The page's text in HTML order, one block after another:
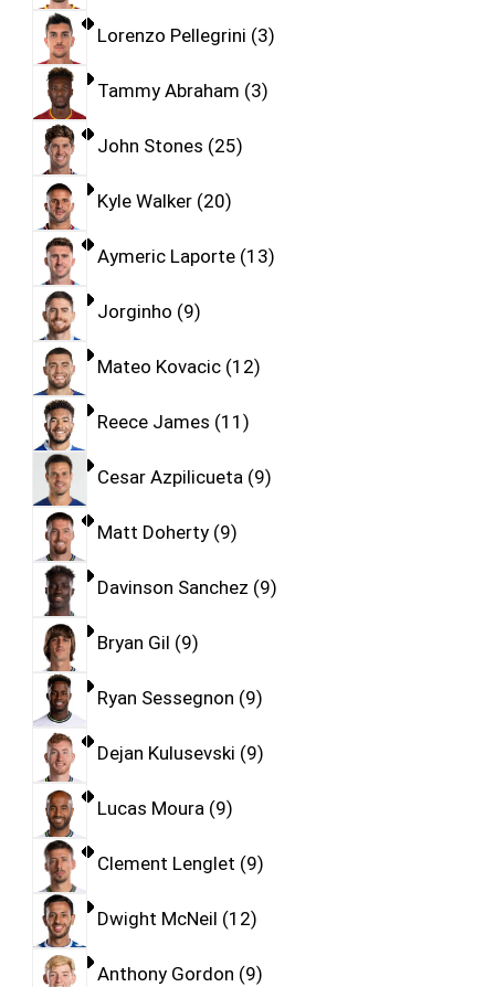
Lorenzo Pellegrini 3
Tammy Abraham 3
John Stones 25
Kyle Walker 20
Aymeric Laporte 13
Jorginho 9
Mateo Kovacic 12
Reece James 11
Cesar Azpilicueta 9
Matt Doherty 9
Davinson Sanchez 9
Bryan Gil 9
Ryan Sessegnon 9
Dejan Kulusevski 9
Lucas Moura 9
Clement Lenglet 9
Dwight McNeil 12
Anthony Gordon 9